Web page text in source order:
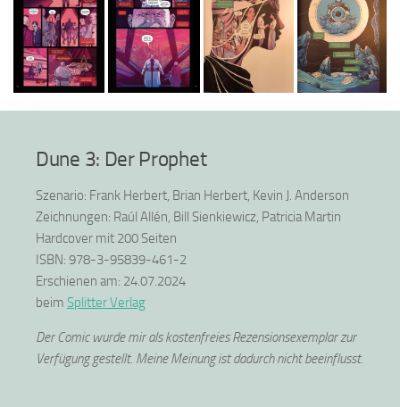
Dune 3: Der Prophet
Szenario: Frank Herbert, Brian Herbert, Kevin J. Anderson
Zeichnungen: Raúl Allén, Bill Sienkiewicz, Patricia Martin
Hardcover mit 200 Seiten
ISBN: 978-3-95839-461-2
Erschienen am: 24.07.2024
beim Splitter Verlag
Der Comic wurde mir als kostenfreies Rezensionsexemplar zur
Verfügung gestellt. Meine Meinung ist dadurch nicht beeinflusst.